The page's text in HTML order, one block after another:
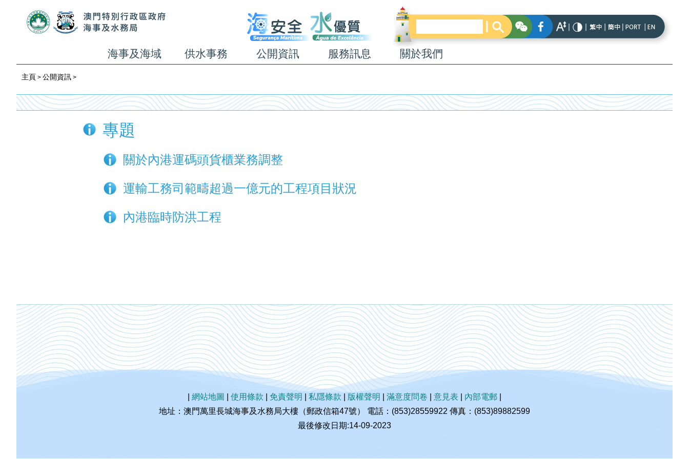
海事及海域 供水事務 公開資訊 服務訊息 關於我們
主頁 > 公開資訊 >
專題
關於內港運碼頭貨櫃業務調整
運輸工務司範疇超過一億元的工程項目狀況
內港臨時防洪工程
網站地圖 使用條款 免責聲明 私隱條款 版權聲明 滿意度問卷 意見表 內部電郵
地址：澳門萬里長城海事及水務局大樓（郵政信箱47號） 電話：(853)28559922 傳真：(853)89882599
最後修改日期:14-09-2023